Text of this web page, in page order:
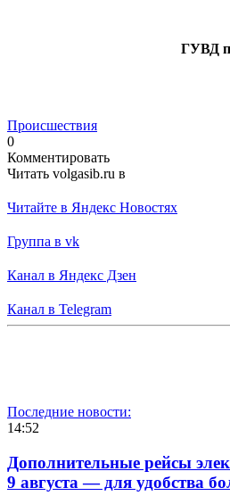
ГУВД
Происшествия
0
Комментировать
Читать volgasib.ru в
Читайте в Яндекс Новостях
Группа в vk
Канал в Яндекс Дзен
Канал в Telegram
Последние новости:
14:52
Дополнительные рейсы
9 августа — для удобства